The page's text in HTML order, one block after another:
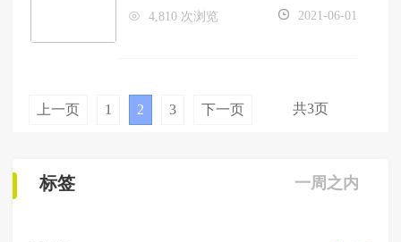
4,810 次浏览 2021-06-01
上一页 1 2 3 下一页 共3页
标签 一周之内